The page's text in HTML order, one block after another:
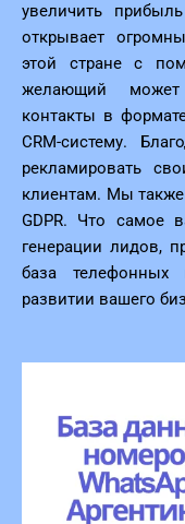
увеличить
открывает
этой стране с
желающий
контакты в
CRM-систему.
рекламировать
клиентам. Мы
GDPR. Что самое
генерации лидов,
база
развитии вашего